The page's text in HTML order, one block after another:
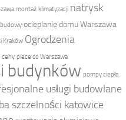
montaż klimatyzacji natrysk
budowy ocieplanie domu Warszawa
Kraków Ogrodzenia
ceny piece co Warszawa
budynków pompy ciepła
usługi budowlane
szczelności katowice